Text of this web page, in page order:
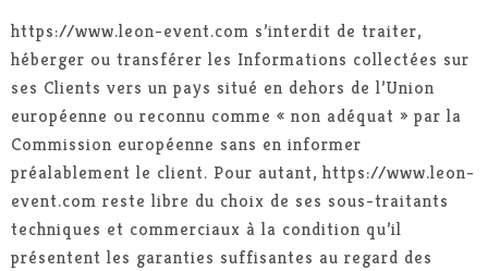
https://www.leon-event.com s’interdit de traiter,
héberger ou transférer les Informations collectées sur
ses Clients vers un pays situé en dehors de l’Union
européenne ou reconnu comme « non adéquat » par la
Commission européenne sans en informer
préalablement le client. Pour autant, https://www.leon-
event.com reste libre du choix de ses sous-traitants
techniques et commerciaux à la condition qu’il
présentent les garanties suffisantes au regard des